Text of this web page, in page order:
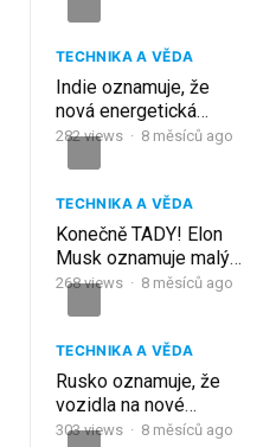
TECHNIKA A VĚDA
Indie oznamuje, že
nová energetická
vozidla otřásnou celým
282views · 8 měsíců ago
TECHNIKA A VĚDA
Konečně TADY! Elon
Musk oznamuje malý
dům od Tesly za 5 678
268views · 8 měsíců ago
TECHNIKA A VĚDA
Rusko oznamuje, že
vozidla na nové
energetické úrovni
303views · 8 měsíců ago